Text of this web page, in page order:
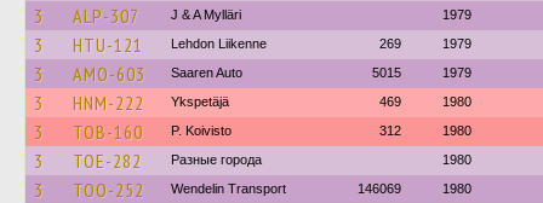
3 ALP-307 J & A Mylläri 1979
3 HTU-121 Lehdon Liikenne 269 1979
3 AMO-603 Saaren Auto 5015 1979
3 HNM-222 Ykspetäjä 469 1980
3 TOB-160 P. Koivisto 312 1980
3 TOE-282 Разные города 1980
3 TOO-252 Wendelin Transport 146069 1980